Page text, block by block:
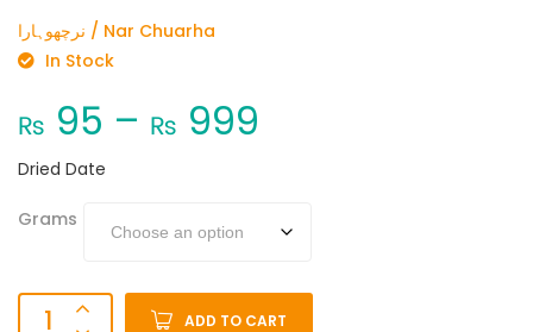
نرچھوہارا / Nar Chuarha
In Stock
₨ 95 – ₨ 999
Dried Date
Grams
ADD TO CART